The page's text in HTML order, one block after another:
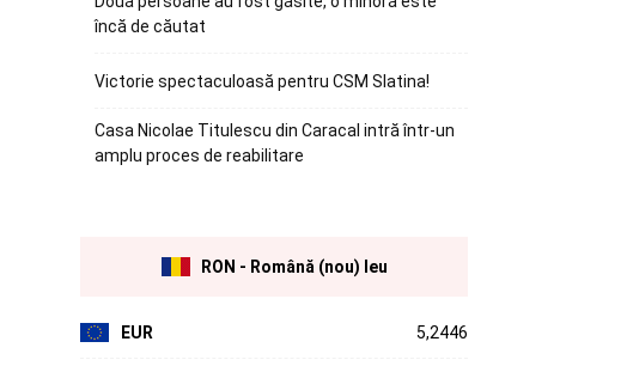
încă de căutat
Victorie spectaculoasă pentru CSM Slatina!
Casa Nicolae Titulescu din Caracal intră într-un
amplu proces de reabilitare
RON - Română (nou) leu
EUR 5,2446